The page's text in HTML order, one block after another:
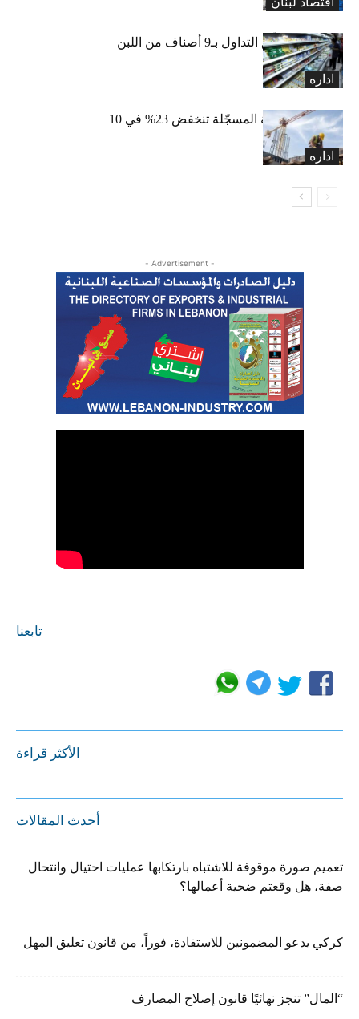
اداره
«الاقتصاد» تعلّق التداول بـ9 أصناف من اللبن
واللبنة
اداره
الرخص العقارية المسجّلة تنخفض 23% في 10
أشهر
- Advertisement -
تابعنا
الأكثر قراءة
أحدث المقالات
تعميم صورة موقوفة للاشتباه بارتكابها عمليات احتيال وانتحال
صفة، هل وقعتم ضحية أعمالها؟
كركي يدعو المضمونين للاستفادة، فوراً، من قانون تعليق المهل
“المال” تنجز نهائيًا قانون إصلاح المصارف